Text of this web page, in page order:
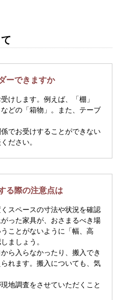
ーできますか
けします。例えば、「棚」
どの「箱物」。また、テーブ
でお受けすることができない
ださい。
る際の注意点は
スペースの寸法や状況を確認
った家具が、おさまるべき場
ことがないように「幅、高
ましょう。
ら入らなかったり、搬入でき
れます。搬入についても、気
地調査をさせていただくこと